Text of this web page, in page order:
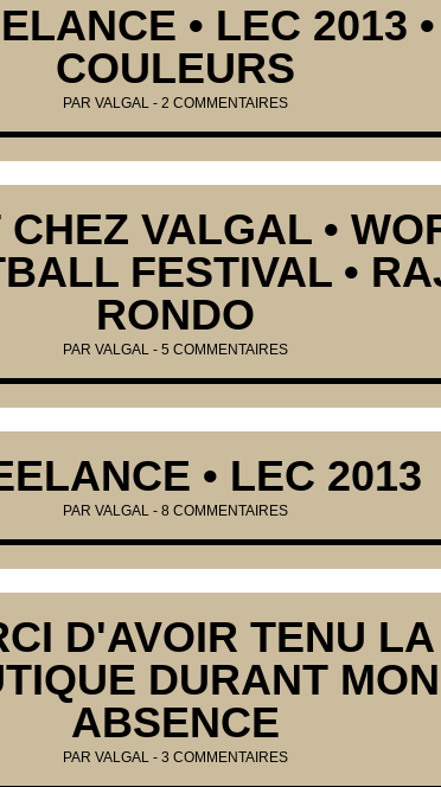
• LEC 2013 •
COULEURS
PAR VALGAL - 2 COMMENTAIRES
VALGAL •
FESTIVAL •
RONDO
PAR VALGAL - 5 COMMENTAIRES
• LEC 2013
PAR VALGAL - 8 COMMENTAIRES
D'AVOIR TENU LA
DURANT MON
ABSENCE
PAR VALGAL - 3 COMMENTAIRES